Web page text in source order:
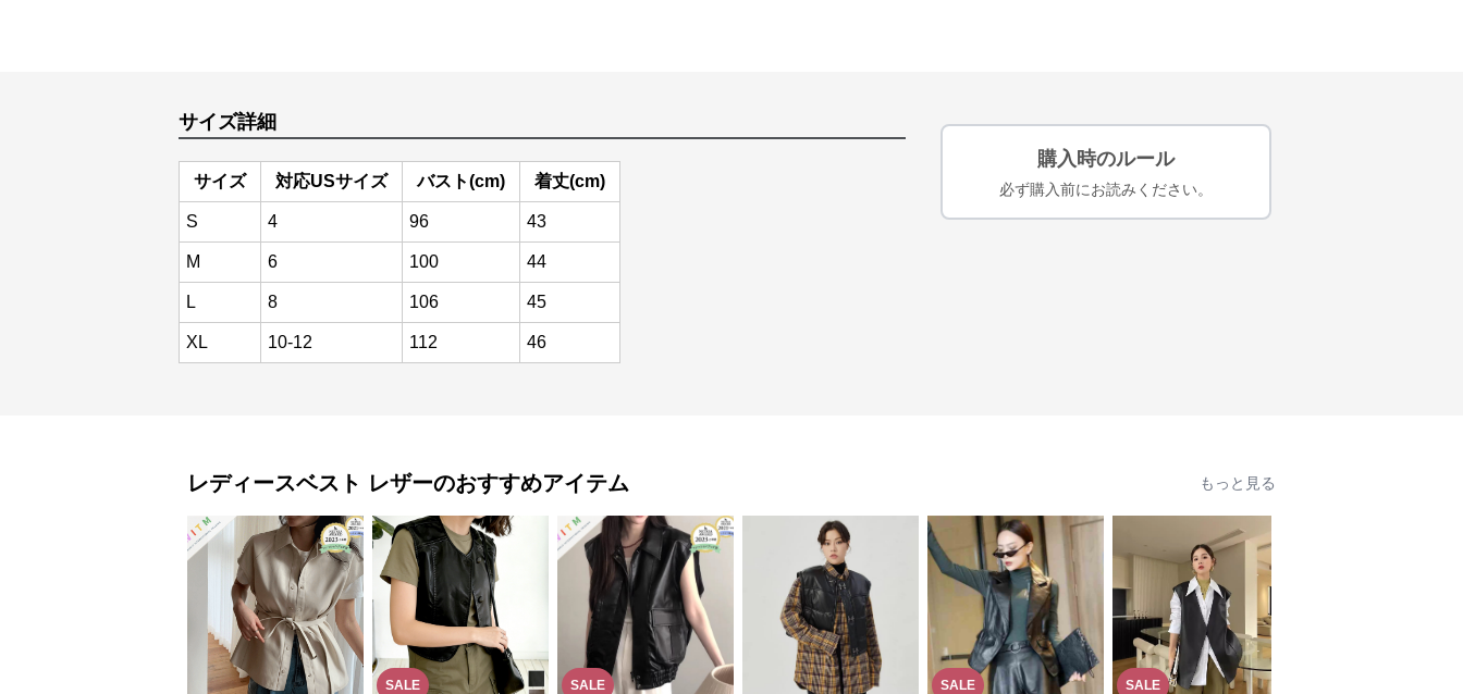
サイズ詳細
サイズ 対応USサイズ バスト(cm) 着丈(cm)
S 4 96 43
M 6 100 44
L 8 106 45
XL 10-12 112 46
購入時のルール
必ず購入前にお読みください。
レディースベスト レザーのおすすめアイテム もっと見る
SALE SALE SALE SALE